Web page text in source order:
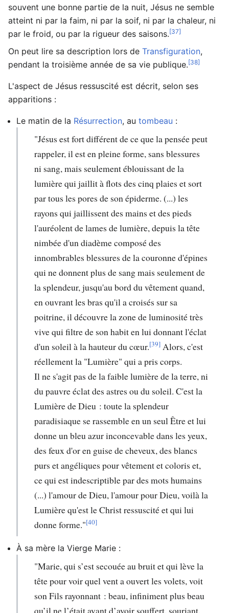
souvent une bonne partie de la nuit, Jésus ne semble
atteint ni par la faim, ni par la soif, ni par la chaleur, ni
par le froid, ou par la rigueur des saisons.[37]
On peut lire sa description lors de Transfiguration,
pendant la troisième année de sa vie publique.[38]
L'aspect de Jésus ressuscité est décrit, selon ses
apparitions :
Le matin de la Résurrection, au tombeau :
"Jésus est fort différent de ce que la pensée peut
rappeler, il est en pleine forme, sans blessures
ni sang, mais seulement éblouissant de la
lumière qui jaillit à flots des cinq plaies et sort
par tous les pores de son épiderme. (...) les
rayons qui jaillissent des mains et des pieds
l'auréolent de lames de lumière, depuis la tête
nimbée d'un diadème composé des
innombrables blessures de la couronne d'épines
qui ne donnent plus de sang mais seulement de
la splendeur, jusqu'au bord du vêtement quand,
en ouvrant les bras qu'il a croisés sur sa
poitrine, il découvre la zone de luminosité très
vive qui filtre de son habit en lui donnant l'éclat
d'un soleil à la hauteur du cœur.[39] Alors, c'est
réellement la "Lumière" qui a pris corps.
Il ne s'agit pas de la faible lumière de la terre, ni
du pauvre éclat des astres ou du soleil. C'est la
Lumière de Dieu : toute la splendeur
paradisiaque se rassemble en un seul Être et lui
donne un bleu azur inconcevable dans les yeux,
des feux d'or en guise de cheveux, des blancs
purs et angéliques pour vêtement et coloris et,
ce qui est indescriptible par des mots humains
(...) l'amour de Dieu, l'amour pour Dieu, voilà la
Lumière qu'est le Christ ressuscité et qui lui
donne forme."[40]
À sa mère la Vierge Marie :
"Marie, qui s’est secouée au bruit et qui lève la
tête pour voir quel vent a ouvert les volets, voit
son Fils rayonnant : beau, infiniment plus beau